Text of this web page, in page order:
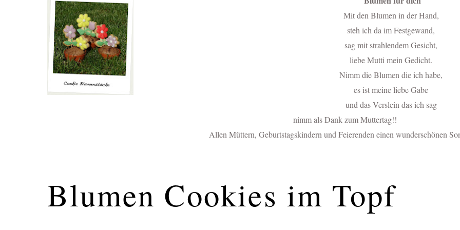
Mit den Blumen in der Hand,
steh ich da im Festgewand,
sag mit strahlendem Gesicht,
liebe Mutti mein Gedicht.
Nimm die Blumen die ich habe,
es ist meine liebe Gabe
und das Verslein das ich sag
nimm als Dank zum Muttertag!!
Allen Müttern, Geburtstagskindern und Feierenden einen wunderschönen
Blumen Cookies im Topf